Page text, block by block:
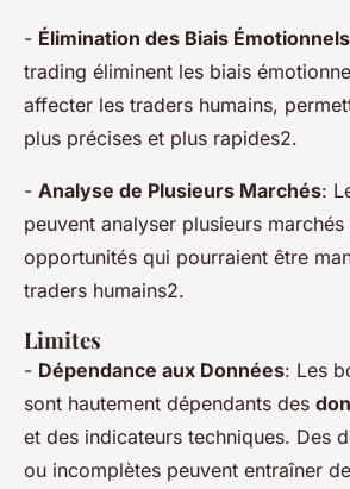
- Élimination des Biais Émotionnels
trading éliminent les biais
affecter les traders humains,
plus précises et plus rapides2.
- Analyse de Plusieurs Marchés:
peuvent analyser plusieurs
opportunités qui pourraient être
traders humains2.
Limites
- Dépendance aux Données: Les
sont hautement dépendants des
et des indicateurs techniques. Des
ou incomplètes peuvent entraîner